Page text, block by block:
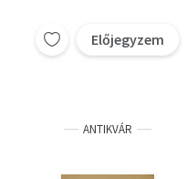
Előjegyzem
ANTIKVÁR